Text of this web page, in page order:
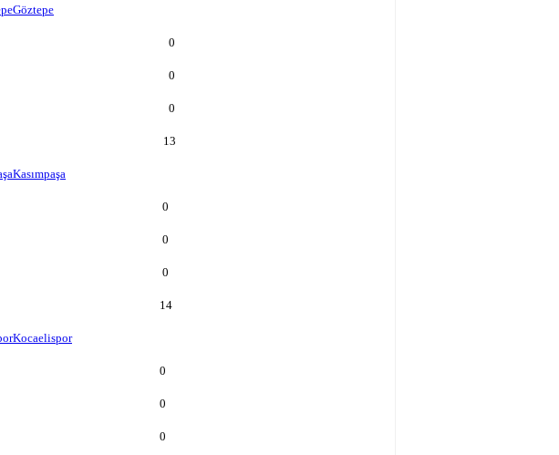
Göztepe
0
0
0
13
Kasımpaşa
0
0
0
14
Kocaelispor
0
0
0